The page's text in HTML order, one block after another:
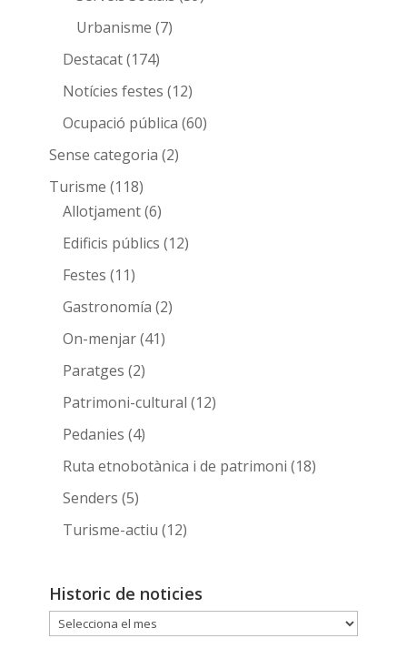
Urbanisme (7)
Destacat(174)
Notícies festes (12)
Ocupació pública (60)
Sense categoria (2)
Turisme (118)
Allotjament(6)
Edificis públics (12)
Festes (11)
Gastronomía (2)
On-menjar(41)
Paratges (2)
Patrimoni-cultural (12)
Pedanies (4)
Ruta etnobotànica i de patrimoni (18)
Senders (5)
Turisme-actiu (12)
Historic de noticies
Historic